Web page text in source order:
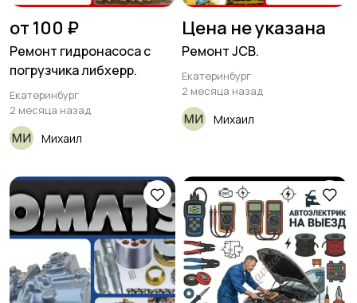
от 100 ₽
Ремонт гидронасоса с
погрузчика либхерр.
Екатеринбург
2 месяца назад
Михаил
Цена не указана
Ремонт JCB.
Екатеринбург
2 месяца назад
Михаил